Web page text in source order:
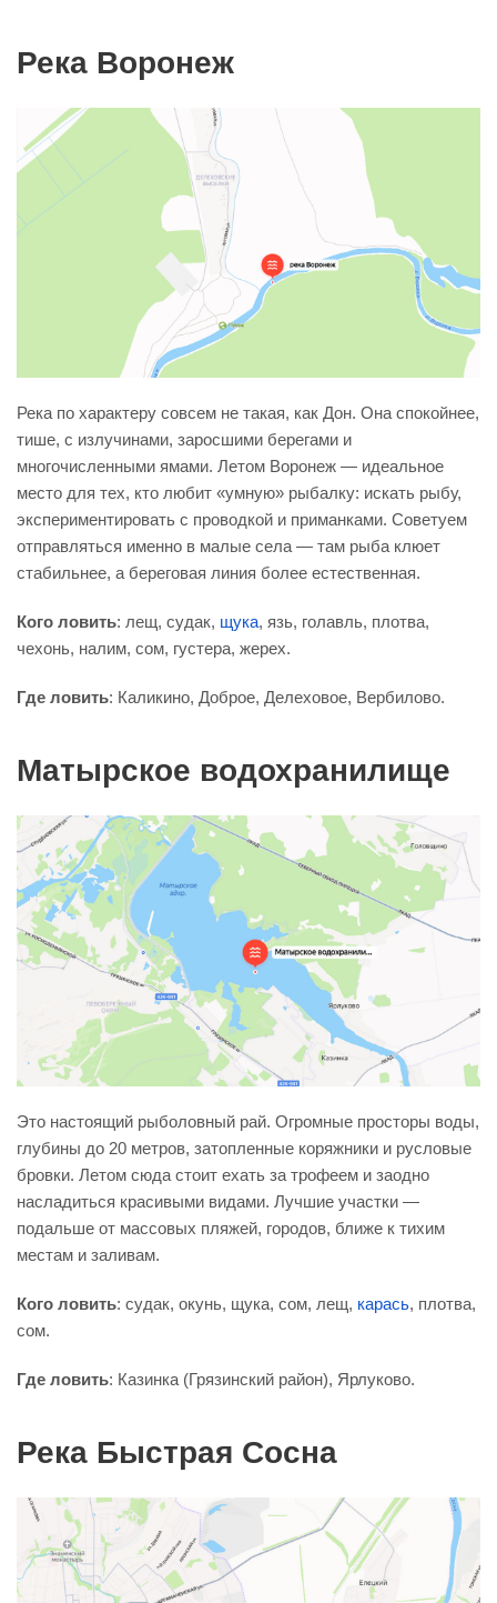
Река Воронеж
Река по характеру совсем не такая, как Дон. Она спокойнее,
тише, с излучинами, заросшими берегами и
многочисленными ямами. Летом Воронеж — идеальное
место для тех, кто любит «умную» рыбалку: искать рыбу,
экспериментировать с проводкой и приманками. Советуем
отправляться именно в малые села — там рыба клюет
стабильнее, а береговая линия более естественная.
Кого ловить: лещ, судак, щука, язь, голавль, плотва,
чехонь, налим, сом, густера, жерех.
Где ловить: Каликино, Доброе, Делеховое, Вербилово.
Матырское водохранилище
Это настоящий рыболовный рай. Огромные просторы воды,
глубины до 20 метров, затопленные коряжники и русловые
бровки. Летом сюда стоит ехать за трофеем и заодно
насладиться красивыми видами. Лучшие участки —
подальше от массовых пляжей, городов, ближе к тихим
местам и заливам.
Кого ловить: судак, окунь, щука, сом, лещ, карась, плотва,
сом.
Где ловить: Казинка (Грязинский район), Ярлуково.
Река Быстрая Сосна